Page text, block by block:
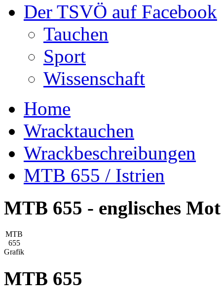
Der TSVÖ auf Facebook
Tauchen
Sport
Wissenschaft
Home
Wracktauchen
Wrackbeschreibungen
MTB 655 / Istrien
MTB 655 - englisches
MTB
655
Grafik
MTB 655